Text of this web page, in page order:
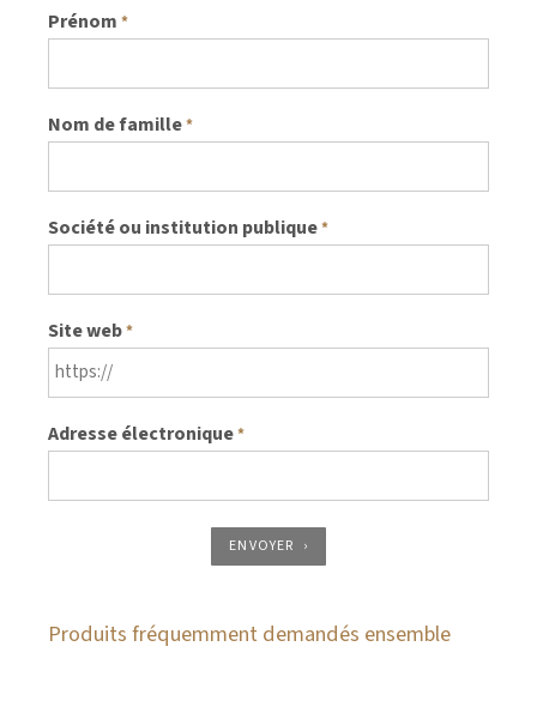
Prénom *
Nom de famille*
Société ou institution publique*
Site web*
Adresse électronique*
ENVOYER
Produits fréquemment demandés ensemble